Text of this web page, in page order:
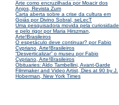
Arte como encruzilhada por Moacir dos
Anjos, Revista Zum
Carta aberta sobre a crise da cultura em
Goiás por Divino Sobral, seLecT
Uma pesquisadora movida pela curiosidade
e pelo rigor por Maria Hirszman,
Arte!Brasileiros
O espetáculo deve continuar? por Fabio
Cypriano, Arte!Brasileiros
“Desverticalizar” o museu por Fabio
Cypriano, Arte!Brasileiros
Obituaries: Aldo Tambellini, Avant-Garde
Filmmaker and Video Artist, Dies at 90 by J.
Hoberman, New York Times